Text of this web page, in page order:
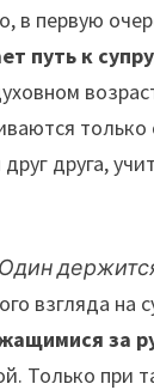
в первую
путь к
друга,
взгляда
за
Только